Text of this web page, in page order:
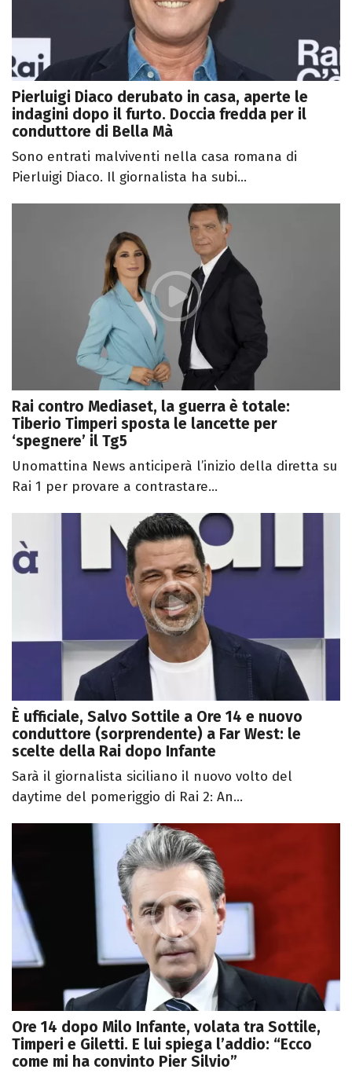
Pierluigi Diaco derubato in casa, aperte le
indagini dopo il furto. Doccia fredda per il
conduttore di Bella Mà
Sono entrati malviventi nella casa romana di
Pierluigi Diaco. Il giornalista ha subi...
Rai contro Mediaset, la guerra è totale:
Tiberio Timperi sposta le lancette per
‘spegnere’ il Tg5
Unomattina News anticiperà l’inizio della diretta su
Rai 1 per provare a contrastare...
È ufficiale, Salvo Sottile a Ore 14 e nuovo
conduttore (sorprendente) a Far West: le
scelte della Rai dopo Infante
Sarà il giornalista siciliano il nuovo volto del
daytime del pomeriggio di Rai 2: An...
Ore 14 dopo Milo Infante, volata tra Sottile,
Timperi e Giletti. E lui spiega l’addio: “Ecco
come mi ha convinto Pier Silvio”